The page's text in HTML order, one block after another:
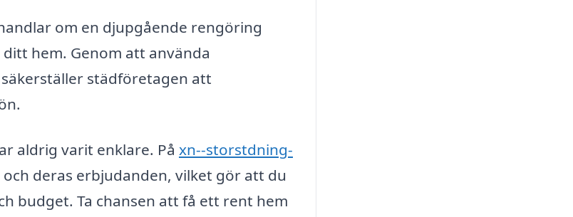
om en djupgående rengöring
hem. Genom att använda
städföretagen att
aldrig varit enklare. På xn--storstdning-
deras erbjudanden, vilket gör att du
budget. Ta chansen att få ett rent hem